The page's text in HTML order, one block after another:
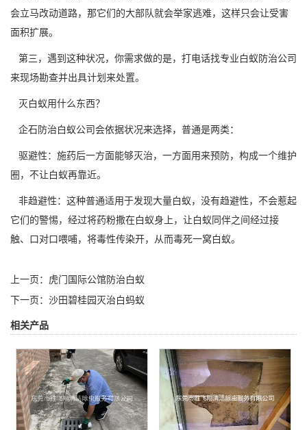
会立马改动道路，那它们的大部队就会举家逃难，这样只会让受害
面积扩展。
第三，遇到这种状况，你需求做的是，打电话找专业白蚁防治公司
来现场勘查并出具计划来处置。
灭白蚁用什么东西？
企石防治白蚁公司会依据状况来选择，普通是两类：
驱避性：施药后一方面能够灭治，一方面用来预防，构成一个维护
圈，不让白蚁再靠近。
非趋避性：这种普通适用于发现大量白蚁，没有趋避性，不会惹起
它们的警惕，经过将药粉撒在白蚁身上，让白蚁同伴之间经过接
触、口对口喂哺，将毒性传染开，从而毒死一窝白蚁。
上一页： 虎门国际公馆防治白蚁
下一页： 沙田碧桂园灭治白蚂蚁
相关产品